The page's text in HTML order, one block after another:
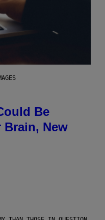
Be
Brain, New